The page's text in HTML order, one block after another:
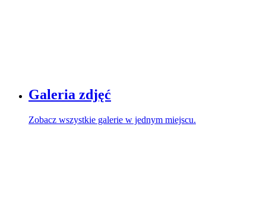
Galeria zdjęć
Zobacz wszystkie galerie w jednym miejscu.